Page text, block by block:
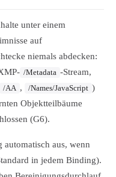
unter einem
auf
niemals abdecken:
/Metadata -Stream,
/AA , /Names/JavaScript )
Objektteilbäume
(G6).
aus, wenn
in jedem Binding).